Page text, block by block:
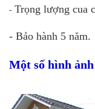
- Trọng lượng cua
- Bảo hành 5 năm.
Một số hình